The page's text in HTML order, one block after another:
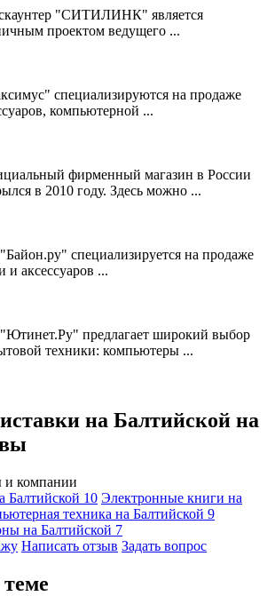
"СИТИЛИНК" является
проектом ведущего ...
специализируются на продаже
компьютерной ...
фирменный магазин в России
в 2010 году. Здесь можно ...
специализируется на продаже
и аксессуаров ...
предлагает широкий выбор
техники: компьютеры ...
на Балтийской на
и компании
Балтийской 10 Электронные книги на
техника на Балтийской 9
на Балтийской 7
Написать отзыв Задать вопрос